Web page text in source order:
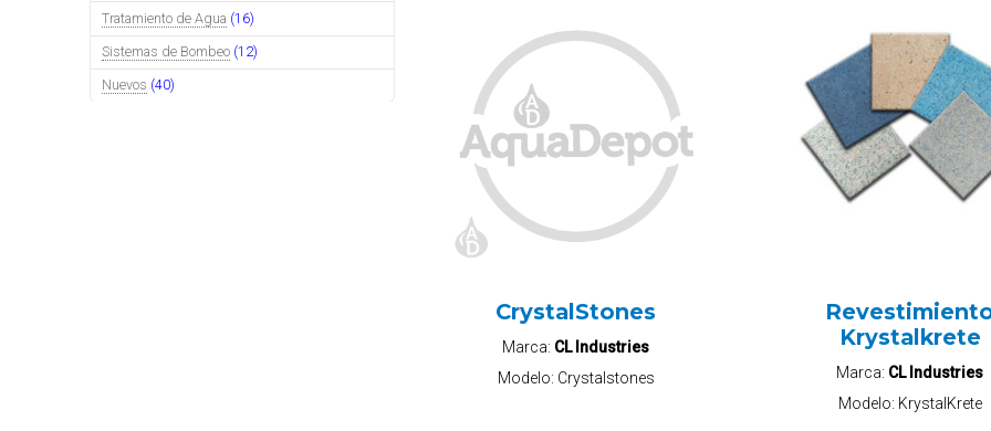
Tratamiento de Agua (16)
Sistemas de Bombeo (12)
Nuevos (40)
CrystalStones
Marca: CL Industries
Modelo: Crystalstones
Krystalkrete
Marca: CL Industries
Modelo: KrystalKrete